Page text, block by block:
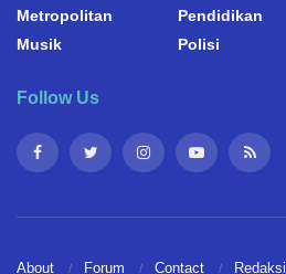
Metropolitan
Musik
Pendidikan
Polisi
Follow Us
About Forum Contact Redaksi